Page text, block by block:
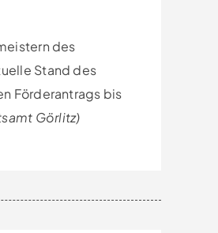
des
Stand des
Förderantrags bis
Görlitz)